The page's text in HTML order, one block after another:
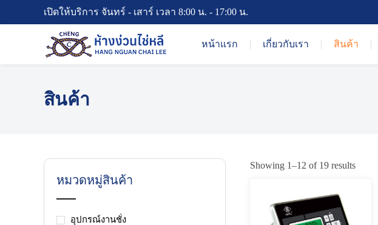
เปิดให้บริการ จันทร์ - เสาร์ เวลา 8:00 น. - 17:00 น.
หน้าแรก เกี่ยวกับเรา สินค้า
สินค้า
หมวดหมู่สินค้า
อุปกรณ์งานชั่ง
Showing 1–12 of 19 results